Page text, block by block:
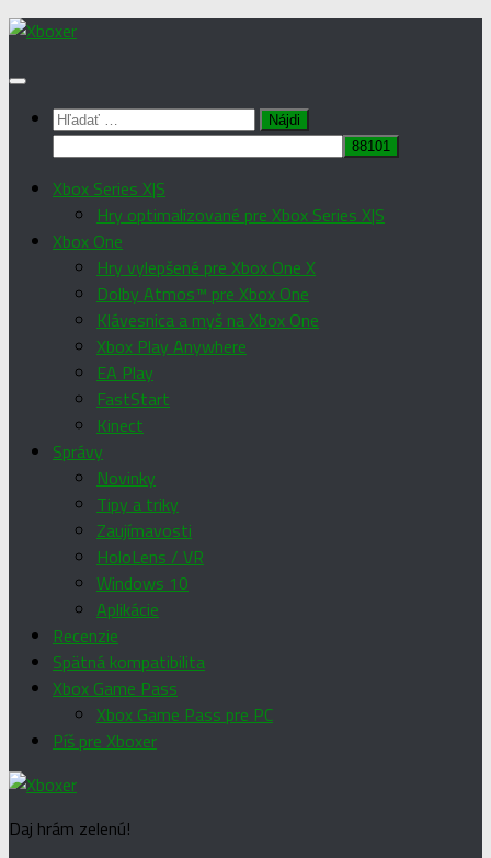
Preskočiť
obsah
Hľadať:
Xbox Series X|S
Hry optimalizované pre Xbox Series X|S
Xbox One
Hry vylepšené pre Xbox One X
Dolby Atmos™ pre Xbox One
Klávesnica a myš na Xbox One
Xbox Play Anywhere
EA Play
FastStart
Kinect
Správy
Novinky
Tipy a triky
Zaujímavosti
HoloLens / VR
Windows 10
Aplikácie
Recenzie
Spätná kompatibilita
Xbox Game Pass
Xbox Game Pass pre PC
Píš pre Xboxer
Daj hrám zelenú!